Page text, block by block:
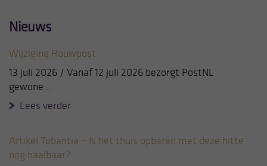
Nieuws
Wijziging Rouwpost
13 juli 2026 / Vanaf 12 juli 2026 bezorgt PostNL
gewone…
Lees verder
Artikel Tubantia – Is het thuis opbaren met deze hitte
nog haalbaar?